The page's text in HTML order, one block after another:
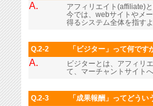
A.
アフィリエイト(affiliate)
今では、webサイトやメ
得るシステム全体を指す
Q.2-2 「ビジター」って何です
A.
ビジターとは、アフィリ
て、マーチャントサイト
Q.2-3 「成果報酬」ってどうい